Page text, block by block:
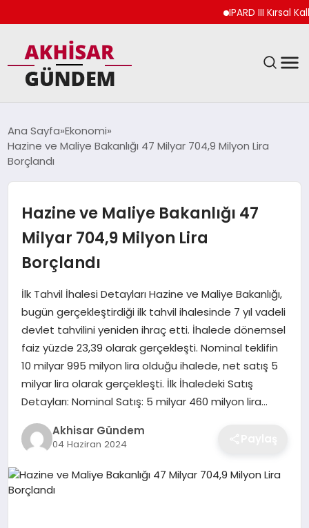
IPARD III Kırsal
DÜNYA
TEKNOLOJI
YAŞAM
Ana Sayfa Ekonomi
Hazine ve Maliye Bakanlığı 47 Milyar 704,9 Milyon Lira
Borçlandı
Hazine ve Maliye Bakanlığı 47
Milyar 704,9 Milyon Lira
Borçlandı
İlk Tahvil İhalesi Detayları Hazine ve Maliye Bakanlığı,
bugün gerçekleştirdiği ilk tahvil ihalesinde 7 yıl vadeli
devlet tahvilini yeniden ihraç etti. İhalede dönemsel
faiz yüzde 23,39 olarak gerçekleşti. Nominal teklifin
10 milyar 995 milyon lira olduğu ihalede, net satış 5
milyar lira olarak gerçekleşti. İlk İhaledeki Satış
Detayları: Nominal Satış: 5 milyar 460 milyon lira…
Akhisar Gündem
04 Haziran 2024